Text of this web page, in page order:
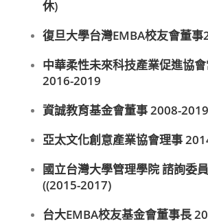
休)
復旦大學台灣EMBA校友會董
中華柔性未來科技產業促進協
2016-2019
資誠教育基金會董事 2008-2019
亞太文化創意產業協會理事
國立台灣大學管理學院 諮詢委
((2015-2017)
台大EMBA校友基金會董事長